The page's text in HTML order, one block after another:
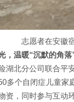
志愿者在安徽
温暖“沉默的角落
北分公司联合平
多个自闭症儿童
资，同时参与互动